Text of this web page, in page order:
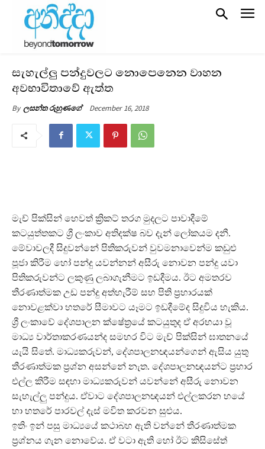
සැහැල්ලු පන්දුවලට නොපෙනෙන වාහන
අවභාවිතාවේ ඇත්ත
By ලසන්ත රුහුණගේ December 16, 2018
මැච් පික්සින් හෙවත් ක්‍රිකට් තරග මුදලට පාවාදීමේ
කටයුත්තකට ශ්‍රී ලංකාව අතිදක්ෂ බව දැන් ලෝකයම දනී.
මේවාවලදී සිදුවන්නේ පිතිකරුවන් වුවමනාවෙන්ම කඩුළු
පූජා කිරීම හෝ පන්දු යවන්නන් අසීරු නොවන පන්දු යවා
පිතිකරුවන්ට ලකුණු ලබාගැනීමට ඉඩදීමය. ඊට අමතරව
තීරණාත්මක උඩ පන්දු අත්හැරීම් සහ පිති ප්‍රහාරයක්
නොවළක්වා හතරේ සීමාවට යෑමට ඉඩදීමේද සිදුවිය හැකිය.
ශ්‍රී ලංකාවේ දේශපාලන ක්ෂේත්‍රයේ කටයුතුද ඒ අරභයා වූ
මාධ්‍ය වාර්තාකරණයන්ද සමහර විට මැච් පික්සින් ඝාතනයේ
යැයි සිතේ. මාධ්‍යකරුවන්, දේශපාලනඥයන්ගෙ න් ඇසිය යුතු
තීරණාත්මක ප්‍රශ්න අසන්නේ නැත. දේශපාලනඥයන්ට ප්‍රහාර
එල්ල කිරීම සඳහා මාධ්‍යකරුවන් යවන්නේ අසීරු නොවන
සැහැල්ලු පන්දුය. ඒවාට දේශපාලනඥයන් එල්ලකරන හයේ
හා හතරේ පාරවල් දැස් මවිත කරවන සුළුය.
ඉතිං ඉන් පසු මාධ්‍යයේ කථාබහ ඇති වන්නේ තීරණාත්මක
ප්‍රශ්නය ගැන නොවේය. ඒ වටා ඇති හෝ ඊට කිසිසේත්